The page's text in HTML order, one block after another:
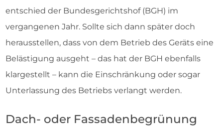
entschied der Bundesgerichtshof (BGH) im
vergangenen Jahr. Sollte sich dann später doch
herausstellen, dass von dem Betrieb des Geräts eine
Belästigung ausgeht – das hat der BGH ebenfalls
klargestellt – kann die Einschränkung oder sogar
Unterlassung des Betriebs verlangt werden.
Dach- oder Fassadenbegrünung